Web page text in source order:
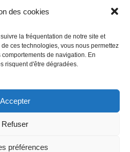
des cookies
la fréquentation de notre site et
ces technologies, vous nous permettez
de navigation. En
risquent d'être dégradées.
Accepter
Refuser
préférences
: Blosseville Histoire Vivante